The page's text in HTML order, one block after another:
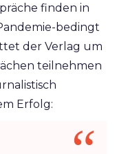
finden in
bedingt
der Verlag um
teilnehmen
Erfolg: